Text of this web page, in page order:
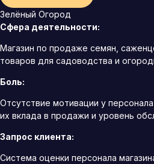
Зелёный Огород
Сфера деятельности:
Магазин по продаже семян,
товаров для садоводства и
Боль:
Отсутствие мотивации у
их вклада в продажи и уровень
Запрос клиента:
Система оценки персонала